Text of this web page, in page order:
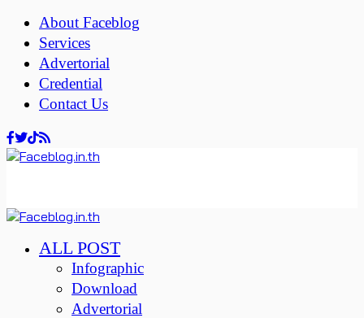
About Faceblog
Services
Advertorial
Credential
Contact Us
ALL POST
Infographic
Download
Advertorial